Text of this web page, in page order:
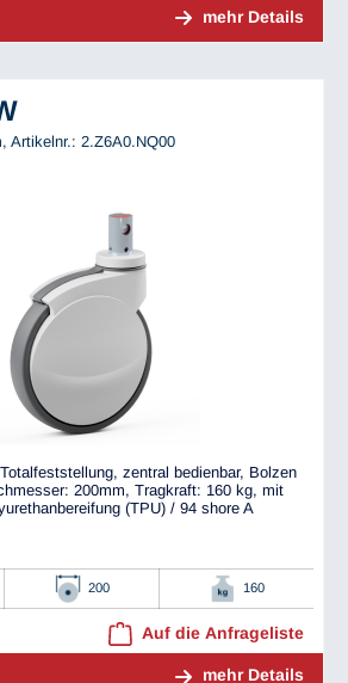
mehr Details
Artikelnr.: 2.Z6A0.NQ00
zentral bedienbar, Bolzen
200mm, Tragkraft: 160 kg, mit
(TPU) / 94 shore A
200 160
Auf die Anfrageliste
mehr Details